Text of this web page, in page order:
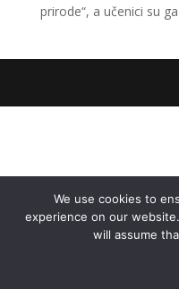
prirode“, a učenici su
We use cookies to
experience on our
will assume